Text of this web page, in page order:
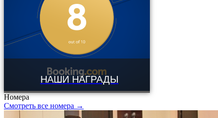
НАШИ НАГРАДЫ
Номера
Смотреть все номера →